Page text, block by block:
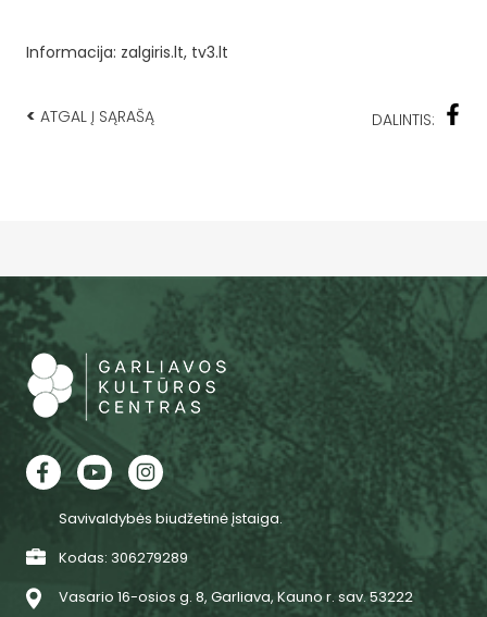
Informacija: zalgiris.lt, tv3.lt
< ATGAL Į SĄRAŠĄ DALINTIS:
Savivaldybės biudžetinė įstaiga.
Kodas: 306279289
Vasario 16-osios g. 8, Garliava, Kauno r. sav. 53222